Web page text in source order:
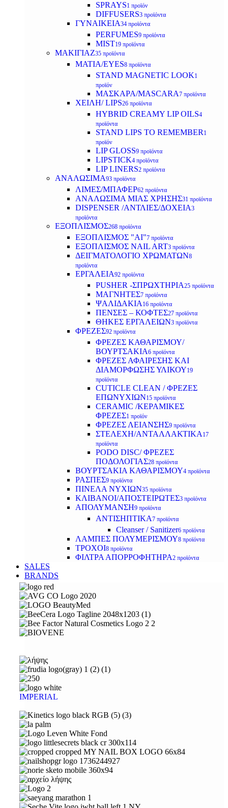
SPRAYS1 προϊόν
DIFFUSERS3 προϊόντα
ΓΥΝΑΙΚΕΙΑ34 προϊόντα
PERFUMES9 προϊόντα
MIST19 προϊόντα
ΜΑΚΙΓΙΑΖ35 προϊόντα
ΜΑΤΙΑ/EYES8 προϊόντα
STAND MAGNETIC LOOK1
προϊόν
ΜΑΣΚΑΡΑ/MASCARA7 προϊόντα
ΧΕΙΛΗ/ LIPS26 προϊόντα
HYBRID CREAMY LIP OILS4
προϊόντα
STAND LIPS TO REMEMBER 1
προϊόν
LIP GLOSS9 προϊόντα
LIPSTICK4 προϊόντα
LIP LINERS2 προϊόντα
ΑΝΑΛΩΣΙΜΑ93 προϊόντα
ΛΙΜΕΣ/ΜΠΑΦΕΡ62 προϊόντα
ΑΝΑΛΩΣΙΜΑ ΜΙΑΣ ΧΡΗΣΗΣ31 προϊόντα
DISPENSER /ΑΝΤΛΙΕΣ/ΔΟΧΕΙΑ3
προϊόντα
ΕΞΟΠΛΙΣΜΟΣ268 προϊόντα
ΕΞΟΠΛΙΣΜΟΣ "AI"7 προϊόντα
ΕΞΟΠΛΙΣΜΟΣ NAIL ART3 προϊόντα
ΔΕΙΓΜΑΤΟΛΟΓΙΟ ΧΡΩΜΑΤΩΝ8
προϊόντα
ΕΡΓΑΛΕΙΑ92 προϊόντα
PUSHER -ΣΠΡΩΧΤΗΡΙΑ25 προϊόντα
ΜΑΓΝΗΤΕΣ7 προϊόντα
ΨΑΛΙΔΑΚΙΑ 16 προϊόντα
ΠΕΝΣΕΣ – ΚΟΦΤΕΣ27 προϊόντα
ΘΗΚΕΣ ΕΡΓΑΛΕΙΩΝ3 προϊόντα
ΦΡΕΖΕΣ92 προϊόντα
ΦΡΕΖΕΣ ΚΑΘΑΡΙΣΜΟΥ/
ΒΟΥΡΤΣΑΚΙΑ6 προϊόντα
ΦΡΕΖΕΣ ΑΦΑΙΡΕΣΗΣ ΚΑΙ
ΔΙΑΜΟΡΦΩΣΗΣ ΥΛΙΚΟΥ19
προϊόντα
CUTICLE CLEAN / ΦΡΕΖΕΣ
ΕΠΩΝΥΧΙΩΝ15 προϊόντα
CERAMIC /ΚΕΡΑΜΙΚΕΣ
ΦΡΕΖΕΣ1 προϊόν
ΦΡΕΖΕΣ ΛΕΙΑΝΣΗΣ9 προϊόντα
ΣΤΕΛΕΧΗ/ΑΝΤΑΛΛΑΚΤΙΚΑ 17
προϊόντα
PODO DISC/ ΦΡΕΖΕΣ
ΠΟΔΟΛΟΓΙΑΣ28 προϊόντα
ΒΟΥΡΤΣΑΚΙΑ ΚΑΘΑΡΙΣΜΟΥ4 προϊόντα
ΡΑΣΠΕΣ9 προϊόντα
ΠΙΝΕΛΑ ΝΥΧΙΩΝ35 προϊόντα
ΚΛΙΒΑΝΟΙ/ΑΠΟΣΤΕΙΡΩΤΕΣ3 προϊόντα
ΑΠΟΛΥΜΑΝΣΗ9 προϊόντα
ΑΝΤΙΣΗΠΤΙΚΑ7 προϊόντα
Cleanser / Sanitizer6 προϊόντα
ΛΑΜΠΕΣ ΠΟΛΥΜΕΡΙΣΜΟΥ8 προϊόντα
ΤΡΟΧΟΙ8 προϊόντα
ΦΙΛΤΡΑ ΑΠΟΡΡΟΦΗΤΗΡΑ2 προϊόντα
SALES
BRANDS
IMPERIAL